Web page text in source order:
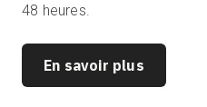
48 heures.
En savoir plus